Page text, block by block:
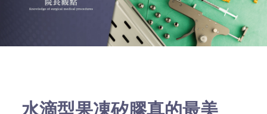
威塑抽脂介紹
抽脂雕塑
隆乳手術
水滴型果凍矽膠真的最美